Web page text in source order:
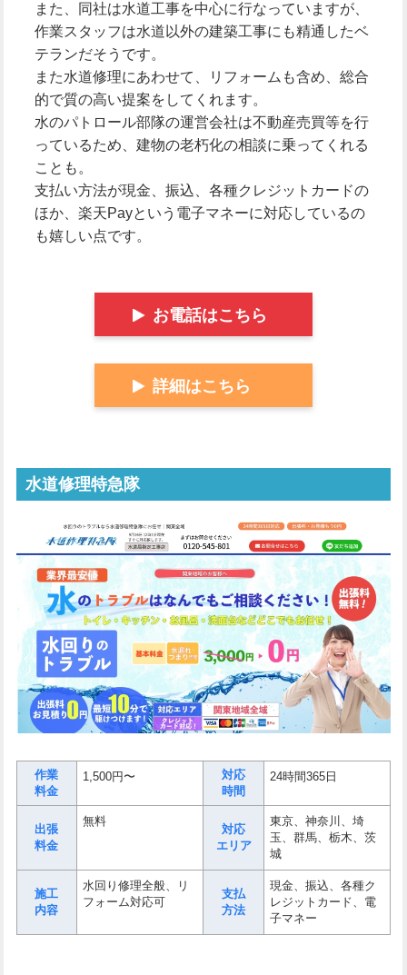
また、同社は水道工事を中心に行なっていますが、
作業スタッフは水道以外の建築工事にも精通したベ
テランだそうです。
また水道修理にあわせて、リフォームも含め、総合
的で質の高い提案をしてくれます。
水のパトロール部隊の運営会社は不動産売買等を行
っているため、建物の老朽化の相談に乗ってくれる
ことも。
支払い方法が現金、振込、各種クレジットカードの
ほか、楽天Payという電子マネーに対応しているの
も嬉しい点です。
お電話はこちら
詳細はこちら
水道修理特急隊
作業
料金
1,500円〜
対応
時間
24時間365日
出張
料金
無料
対応
エリア
東京、神奈川、埼
玉、群馬、栃木、茨
城
施工
内容
水回り修理全般、リ
フォーム対応可
支払
方法
現金、振込、各種ク
レジットカード、電
子マネー